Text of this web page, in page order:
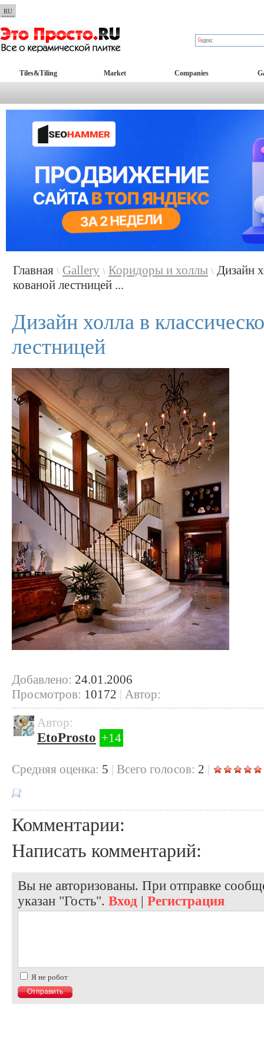
RU
Tiles&Tiling Market Companies
Главная \ Gallery \ Коридоры и холлы \ Дизайн
кованой лестницей ...
Дизайн холла в
лестницей
Добавлено: 24.01.2006
Просмотров: 10172 | Автор:
Автор:
EtoProsto +14
Cредняя оценка: 5 | Всего голосов: 2 |
Комментарии:
Написать комментарий:
Вы не авторизованы. При отправке
указан "Гость". Вход | Регистрация
Я не робот